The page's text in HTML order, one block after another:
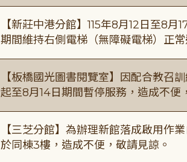
【新莊中港分館】115年8月12日至8
期間維持右側電梯（無障礙電梯）正
【板橋國光圖書閱覽室】因配合教召
起至8月14日期間暫停服務，造成不便
【三芝分館】為辦理新館落成啟用作
於同棟3樓，造成不便，敬請見諒。